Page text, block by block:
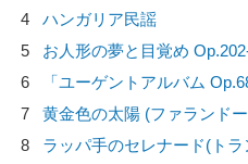
4
ハンガリア民謡
5
お人形の夢と目覚め
6
「ユーゲントアルバム
7
黄金色の太陽 (ファランド
8
ラッパ手のセレナード(ト